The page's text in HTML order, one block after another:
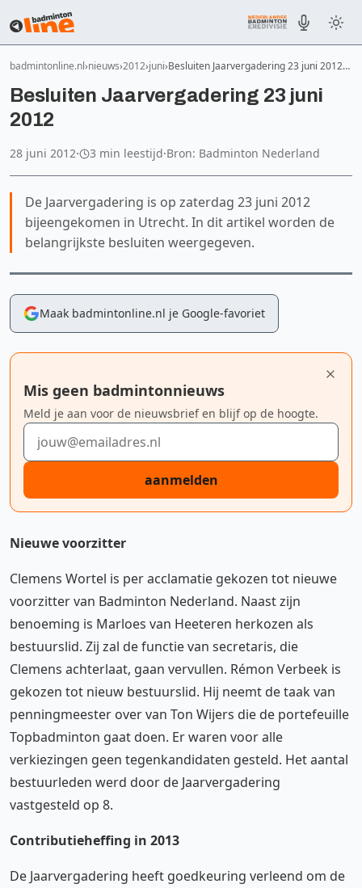
badmintonline.nl nieuws 2012 juni Besluiten Jaarvergadering 23 juni 2012…
Besluiten Jaarvergadering 23 juni
2012
28 juni 2012· 3 min leestijd·Bron: Badminton Nederland
De Jaarvergadering is op zaterdag 23 juni 2012
bijeengekomen in Utrecht. In dit artikel worden de
belangrijkste besluiten weergegeven.
Maak badmintonline.nl je Google-favoriet
Mis geen badmintonnieuws
Meld je aan voor de nieuwsbrief en blijf op de hoogte.
E-mailadres
aanmelden
Nieuwe voorzitter
Clemens Wortel is per acclamatie gekozen tot nieuwe
voorzitter van Badminton Nederland. Naast zijn
benoeming is Marloes van Heeteren herkozen als
bestuurslid. Zij zal de functie van secretaris, die
Clemens achterlaat, gaan vervullen. Rémon Verbeek is
gekozen tot nieuw bestuurslid. Hij neemt de taak van
penningmeester over van Ton Wijers die de portefeuille
Topbadminton gaat doen. Er waren voor alle
verkiezingen geen tegenkandidaten gesteld. Het aantal
bestuurleden werd door de Jaarvergadering
vastgesteld op 8.
Contributieheffing in 2013
De Jaarvergadering heeft goedkeuring verleend om de